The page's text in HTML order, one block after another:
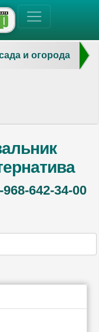
и огорода
968-642-34-00